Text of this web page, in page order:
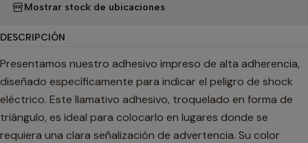
Mostrar stock de ubicaciones
DESCRIPCIÓN
Presentamos nuestro adhesivo impreso de alta adherencia,
diseñado específicamente para indicar el peligro de shock
eléctrico. Este llamativo adhesivo, troquelado en forma de
triángulo, es ideal para colocarlo en lugares donde se
requiera una clara señalización de advertencia. Su color